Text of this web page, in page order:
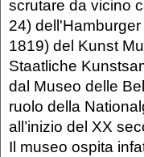
scrutare da vicino
24)
1819) del Kunst
Staatliche
dal Museo delle
ruolo della
all’inizio del XX
Il museo ospita